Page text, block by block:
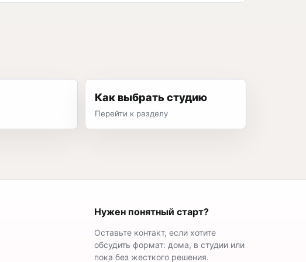
Как выбрать студию
Перейти к разделу
Нужен понятный старт?
Оставьте контакт, если хотите
обсудить формат: дома, в студии или
пока без жесткого решения.